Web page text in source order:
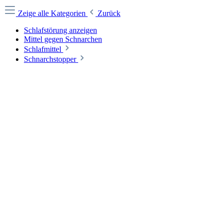
Zeige alle Kategorien
Zurück
Schlafstörung anzeigen
Mittel gegen Schnarchen
Schlafmittel
Schnarchstopper